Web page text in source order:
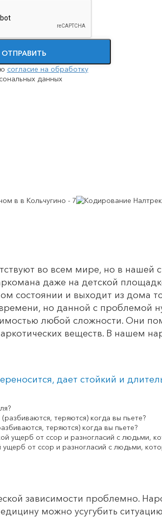
во всем мире, но в нашей
даже на детской
состоянии и выходит из дома
но данной с проблемой
любой сложности. Они
веществ. В нашем
дает стойкий и
теряются) когда вы пьете?
ущерб от ссор и разногласий с людьми,
зависимости проблемно.
можно усугубить
ОТПРАВИТЬ
согласие на обработку
данных